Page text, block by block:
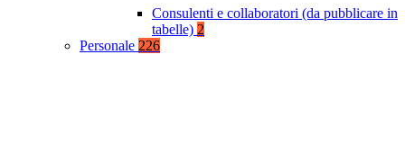
Consulenti e collaboratori (da pubblicare in
tabelle) 2
Personale 226